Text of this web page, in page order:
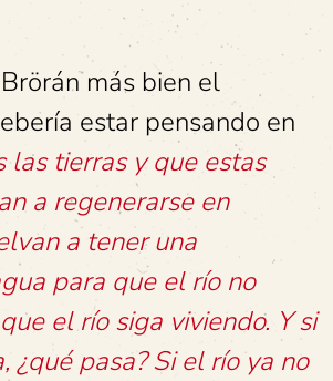
más bien el
estar pensando en
las tierras y que estas
a regenerarse en
a tener una
para que el río no
el río siga viviendo. Y si
¿qué pasa? Si el río ya no